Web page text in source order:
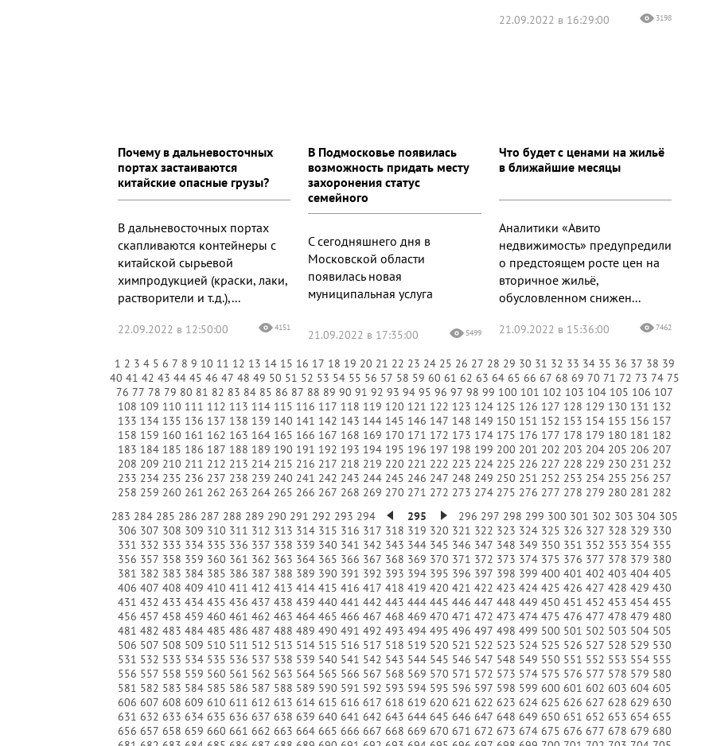
22.09.2022 в 16:29:00 3198
Почему в дальневосточных
портах застаиваются
китайские опасные грузы?
В дальневосточных портах
скапливаются контейнеры с
китайской сырьевой
химпродукцией (краски, лаки,
растворители и т.д.),...
22.09.2022 в 12:50:00 4151
В Подмосковье появилась
возможность придать месту
захоронения статус
семейного
С сегодняшнего дня в
Московской области
появилась новая
муниципальная услуга
21.09.2022 в 17:35:00 5499
Что будет с ценами на жильё
в ближайшие месяцы
Аналитики «Авито
недвижимость» предупредили
о предстоящем росте цен на
вторичное жильё,
обусловленном снижен...
21.09.2022 в 15:36:00 7462
1 2 3 4 5 6 7 8 9 10 11 12 13 14 15 16 17 18 19 20 21 22 23 24 25 26 27 28 29 30 31 32 33 34 35 36 37 38 39
40 41 42 43 44 45 46 47 48 49 50 51 52 53 54 55 56 57 58 59 60 61 62 63 64 65 66 67 68 69 70 71 72 73 74 75
76 77 78 79 80 81 82 83 84 85 86 87 88 89 90 91 92 93 94 95 96 97 98 99 100 101 102 103 104 105 106 107
108 109 110 111 112 113 114 115 116 117 118 119 120 121 122 123 124 125 126 127 128 129 130 131 132
133 134 135 136 137 138 139 140 141 142 143 144 145 146 147 148 149 150 151 152 153 154 155 156 157
158 159 160 161 162 163 164 165 166 167 168 169 170 171 172 173 174 175 176 177 178 179 180 181 182
183 184 185 186 187 188 189 190 191 192 193 194 195 196 197 198 199 200 201 202 203 204 205 206 207
208 209 210 211 212 213 214 215 216 217 218 219 220 221 222 223 224 225 226 227 228 229 230 231 232
233 234 235 236 237 238 239 240 241 242 243 244 245 246 247 248 249 250 251 252 253 254 255 256 257
258 259 260 261 262 263 264 265 266 267 268 269 270 271 272 273 274 275 276 277 278 279 280 281 282
283 284 285 286 287 288 289 290 291 292 293 294 295 296 297 298 299 300 301 302 303 304 305
306 307 308 309 310 311 312 313 314 315 316 317 318 319 320 321 322 323 324 325 326 327 328 329 330
331 332 333 334 335 336 337 338 339 340 341 342 343 344 345 346 347 348 349 350 351 352 353 354 355
356 357 358 359 360 361 362 363 364 365 366 367 368 369 370 371 372 373 374 375 376 377 378 379 380
381 382 383 384 385 386 387 388 389 390 391 392 393 394 395 396 397 398 399 400 401 402 403 404 405
406 407 408 409 410 411 412 413 414 415 416 417 418 419 420 421 422 423 424 425 426 427 428 429 430
431 432 433 434 435 436 437 438 439 440 441 442 443 444 445 446 447 448 449 450 451 452 453 454 455
456 457 458 459 460 461 462 463 464 465 466 467 468 469 470 471 472 473 474 475 476 477 478 479 480
481 482 483 484 485 486 487 488 489 490 491 492 493 494 495 496 497 498 499 500 501 502 503 504 505
506 507 508 509 510 511 512 513 514 515 516 517 518 519 520 521 522 523 524 525 526 527 528 529 530
531 532 533 534 535 536 537 538 539 540 541 542 543 544 545 546 547 548 549 550 551 552 553 554 555
556 557 558 559 560 561 562 563 564 565 566 567 568 569 570 571 572 573 574 575 576 577 578 579 580
581 582 583 584 585 586 587 588 589 590 591 592 593 594 595 596 597 598 599 600 601 602 603 604 605
606 607 608 609 610 611 612 613 614 615 616 617 618 619 620 621 622 623 624 625 626 627 628 629 630
631 632 633 634 635 636 637 638 639 640 641 642 643 644 645 646 647 648 649 650 651 652 653 654 655
656 657 658 659 660 661 662 663 664 665 666 667 668 669 670 671 672 673 674 675 676 677 678 679 680